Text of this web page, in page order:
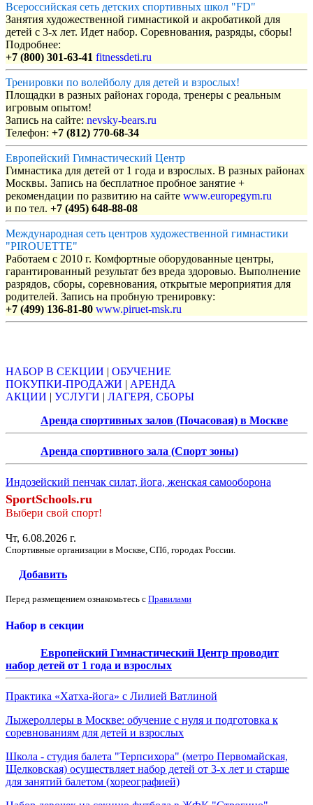
Всероссийская сеть детских спортивных школ "FD"
Занятия художественной гимнастикой и акробатикой для
детей с 3-х лет. Идет набор. Соревнования, разряды, сборы!
Подробнее:
+7 (800) 301-63-41 fitnessdeti.ru
Тренировки по волейболу для детей и взрослых!
Площадки в разных районах города, тренеры с реальным
игровым опытом!
Запись на сайте: nevsky-bears.ru
Телефон: +7 (812) 770-68-34
Европейский Гимнастический Центр
Гимнастика для детей от 1 года и взрослых. В разных районах
Москвы. Запись на бесплатное пробное занятие +
рекомендации по развитию на сайте www.europegym.ru
и по тел. +7 (495) 648-88-08
Международная сеть центров художественной гимнастики
"PIROUETTE"
Работаем с 2010 г. Комфортные оборудованные центры,
гарантированный результат без вреда здоровью. Выполнение
разрядов, сборы, соревнования, открытые мероприятия для
родителей. Запись на пробную тренировку:
+7 (499) 136-81-80 www.piruet-msk.ru
НАБОР В СЕКЦИИ | ОБУЧЕНИЕ
ПОКУПКИ-ПРОДАЖИ | АРЕНДА
АКЦИИ | УСЛУГИ | ЛАГЕРЯ, СБОРЫ
Аренда спортивных залов (Почасовая) в Москве
Аренда спортивного зала (Спорт зоны)
Индозейский пенчак силат, йога, женская самооборона
SportSchools.ru
Выбери свой спорт!
Чт, 6.08.2026 г.
Спортивные организации в Москве, СПб, городах России.
Добавить
Перед размещением ознакомьтесь с Правилами
Набор в секции
Европейский Гимнастический Центр проводит
набор детей от 1 года и взрослых
Практика «Хатха-йога» с Лилией Ватлиной
Лыжероллеры в Москве: обучение с нуля и подготовка к
соревнованиям для детей и взрослых
Школа - студия балета "Терпсихора" (метро Первомайская,
Щелковская) осуществляет набор детей от 3-х лет и старше
для занятий балетом (хореографией)